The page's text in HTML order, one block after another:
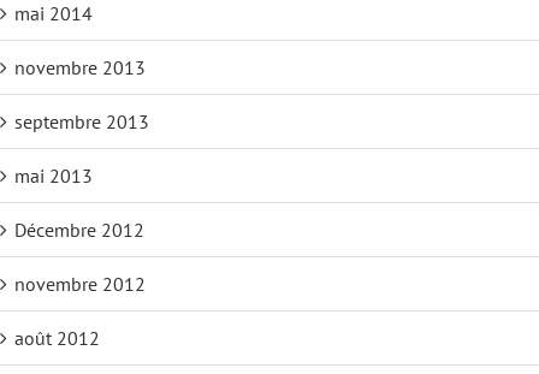
mai 2014
novembre 2013
septembre 2013
mai 2013
Décembre 2012
novembre 2012
août 2012